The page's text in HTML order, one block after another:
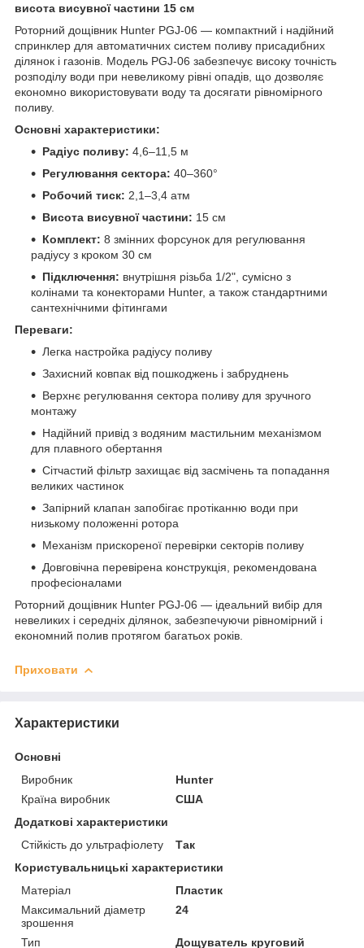
висота висувної частини 15 см
Роторний дощівник Hunter PGJ-06 — компактний і надійний
спринклер для автоматичних систем поливу присадибних
ділянок і газонів. Модель PGJ-06 забезпечує високу точність
розподілу води при невеликому рівні опадів, що дозволяє
економно використовувати воду та досягати рівномірного
поливу.
Основні характеристики:
Радіус поливу: 4,6–11,5 м
Регулювання сектора: 40–360°
Робочий тиск: 2,1–3,4 атм
Висота висувної частини: 15 см
Комплект: 8 змінних форсунок для регулювання
радіусу з кроком 30 см
Підключення: внутрішня різьба 1/2", сумісно з
колінами та конекторами Hunter, а також стандартними
сантехнічними фітингами
Переваги:
Легка настройка радіусу поливу
Захисний ковпак від пошкоджень і забруднень
Верхнє регулювання сектора поливу для зручного
монтажу
Надійний привід з водяним мастильним механізмом
для плавного обертання
Сітчастий фільтр захищає від засмічень та попадання
великих частинок
Запірний клапан запобігає протіканню води при
низькому положенні ротора
Механізм прискореної перевірки секторів поливу
Довговічна перевірена конструкція, рекомендована
професіоналами
Роторний дощівник Hunter PGJ-06 — ідеальний вибір для
невеликих і середніх ділянок, забезпечуючи рівномірний і
економний полив протягом багатьох років.
Приховати
Характеристики
Основні
Виробник
Hunter
Країна виробник
США
Додаткові характеристики
Стійкість до ультрафіолету
Так
Користувальницькі характеристики
Матеріал
Пластик
Максимальний діаметр
зрошення
24
Тип Дощуватель круговий